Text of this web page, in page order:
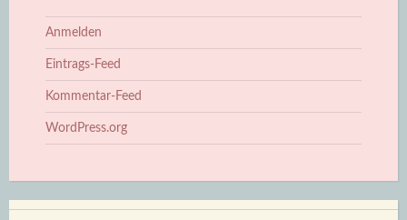
Anmelden
Eintrags-Feed
Kommentar-Feed
WordPress.org